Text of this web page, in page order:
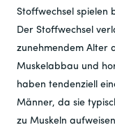
Stoffwechsel spielen
Der Stoffwechsel
zunehmendem Alter
Muskelabbau und
haben tendenziell
Männer, da sie
zu Muskeln